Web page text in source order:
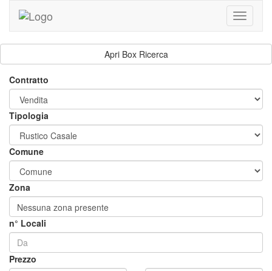
Toggle
Apri Box Ricerca
Contratto
Tipologia
Comune
Zona
Nessuna zona presente
n° Locali
Prezzo